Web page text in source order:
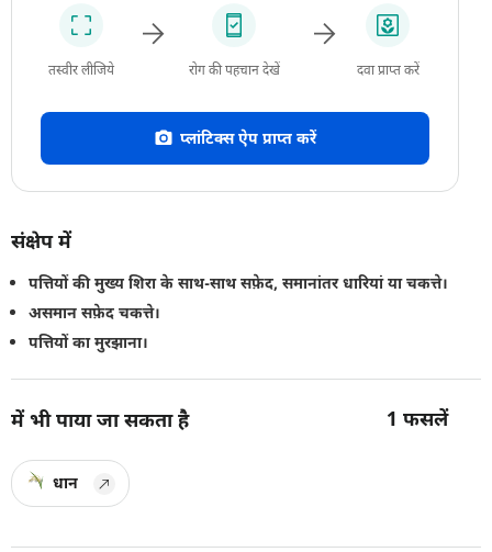
तस्वीर लीजिये रोग की पहचान देखें दवा प्राप्त करें
प्लांटिक्स ऐप प्राप्त करें
संक्षेप में
पत्तियों की मुख्य शिरा के साथ-साथ सफ़ेद, समानांतर धारियां या चकत्ते।
असमान सफ़ेद चकत्ते।
पत्तियों का मुरझाना।
में भी पाया जा सकता है 1 फसलें
धान